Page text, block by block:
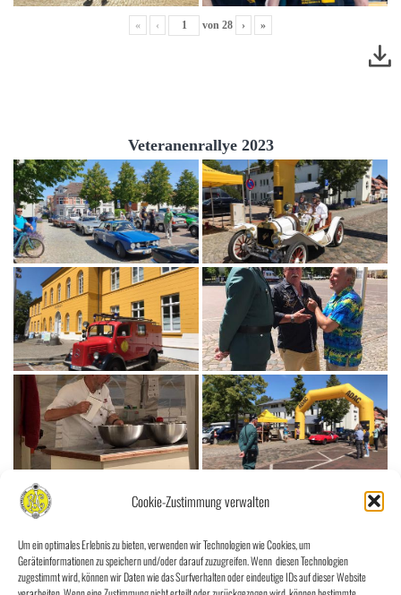
Cookie-Zustimmung verwalten
Um ein optimales Erlebnis zu bieten, verwenden wir Technologien wie Cookies, um
Geräteinformationen zu speichern und/oder darauf zuzugreifen. Wenn diesen Technologien
zugestimmt wird, können wir Daten wie das Surfverhalten oder eindeutige IDs auf dieser Website
« ‹ von 28 › »
Veteranenrallye 2023